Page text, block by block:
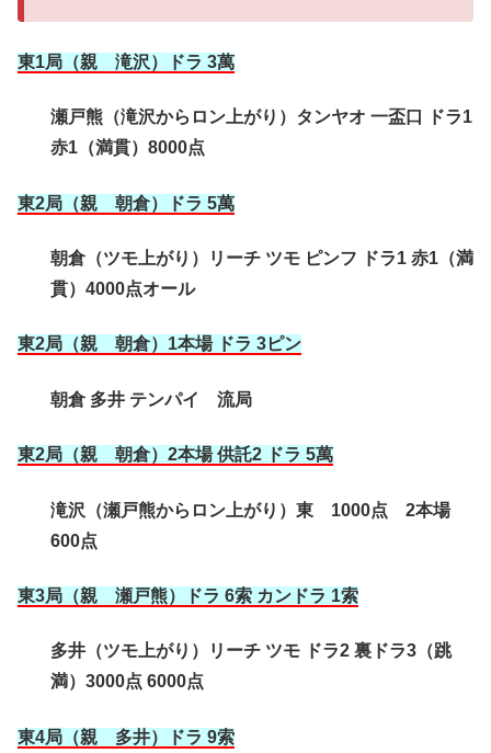
東1局（親 滝沢）ドラ 3萬
瀬戸熊（滝沢からロン上がり）タンヤオ 一盃口 ドラ1
赤1（満貫）8000点
東2局（親 朝倉）ドラ 5萬
朝倉（ツモ上がり）リーチ ツモ ピンフ ドラ1 赤1（満
貫）4000点オール
東2局（親 朝倉）1本場 ドラ 3ピン
朝倉 多井 テンパイ 流局
東2局（親 朝倉）2本場 供託2 ドラ 5萬
滝沢（瀬戸熊からロン上がり）東 1000点 2本場
600点
東3局（親 瀬戸熊）ドラ 6索 カンドラ 1索
多井（ツモ上がり）リーチ ツモ ドラ2 裏ドラ3（跳
満）3000点 6000点
東4局（親 多井）ドラ 9索